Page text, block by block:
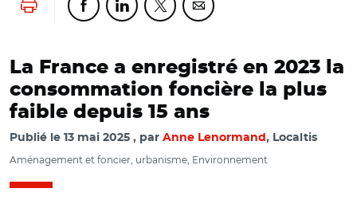
Lancer l'impressionPartager cette page sur Facebook
Partager cette page sur Linkedin
Partager cette page sur Twitter
Partager cette page sur
La France a enregistré en 2023 la
consommation foncière la plus
faible depuis 15 ans
Publié le 13 mai 2025 par Anne Lenormand , Localtis
Aménagement et foncier, urbanisme, Environnement